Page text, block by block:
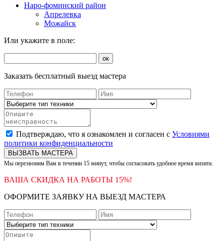
Наро-фоминский район
Апрелевка
Можайск
Или укажите в поле:
ок
Заказать бесплатный выезд мастера
Подтверждаю, что я ознакомлен и согласен с Условиями
политики конфиденциальности
ВЫЗВАТЬ МАСТЕРА
Мы перезвоним Вам в течении 15 минут, чтобы согласовать удобное время визита.
ВАША СКИДКА НА РАБОТЫ 15%!
ОФОРМИТЕ ЗАЯВКУ НА ВЫЕЗД МАСТЕРА